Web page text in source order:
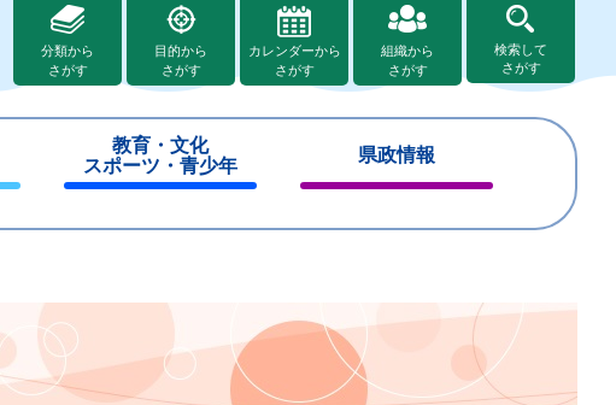
分類から
さがす
目的から
さがす
カレンダーから
さがす
組織から
さがす
検索して
さがす
教育・文化
スポーツ・青少年
じ
県政情報
じ